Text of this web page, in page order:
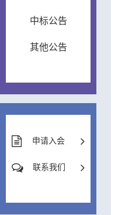
中标公告
其他公告
申请入会
联系我们